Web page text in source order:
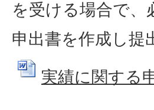
を受ける場合で、
申出書を作成し提
実績に関する